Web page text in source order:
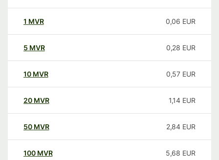
1 MVR 0,06 EUR
5 MVR 0,28 EUR
10 MVR 0,57 EUR
20 MVR 1,14 EUR
50 MVR 2,84 EUR
100 MVR 5,68 EUR